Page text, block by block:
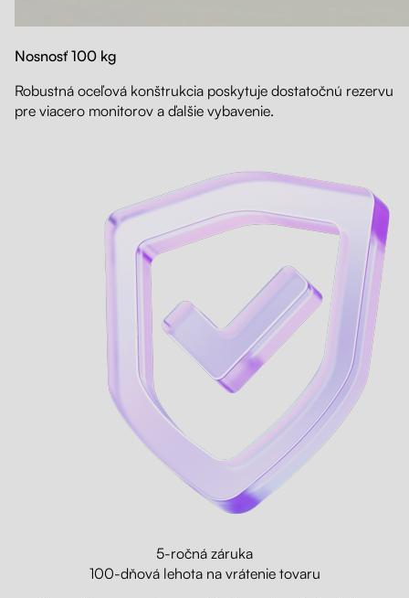
Nosnosť 100 kg
Robustná oceľová konštrukcia poskytuje dostatočnú rezervu
pre viacero monitorov a ďalšie vybavenie.
5-ročná záruka
100-dňová lehota na vrátenie tovaru